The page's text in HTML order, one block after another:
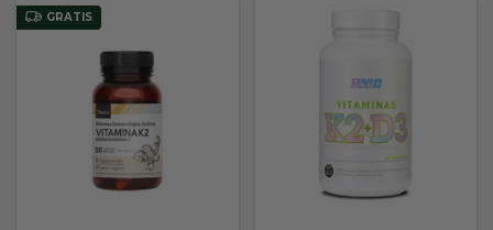
GRATIS